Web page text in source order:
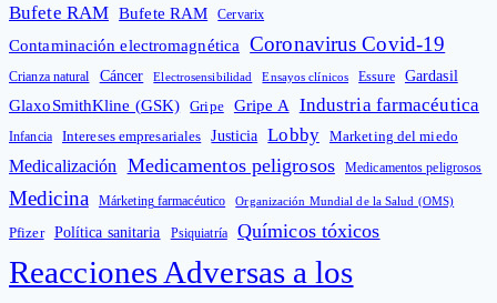
Bufete RAM Bufete RAM Cervarix
Contaminación electromagnética Coronavirus Covid-19
Crianza natural Cáncer Electrosensibilidad Ensayos clínicos Essure Gardasil
GlaxoSmithKline (GSK) Gripe Gripe A Industria farmacéutica
Infancia Intereses empresariales Justicia Lobby Marketing del miedo
Medicalización Medicamentos peligrosos Medicamentos peligrosos
Medicina Márketing farmacéutico Organización Mundial de la Salud (OMS)
Pfizer Política sanitaria Psiquiatría Químicos tóxicos
Reacciones Adversas a los